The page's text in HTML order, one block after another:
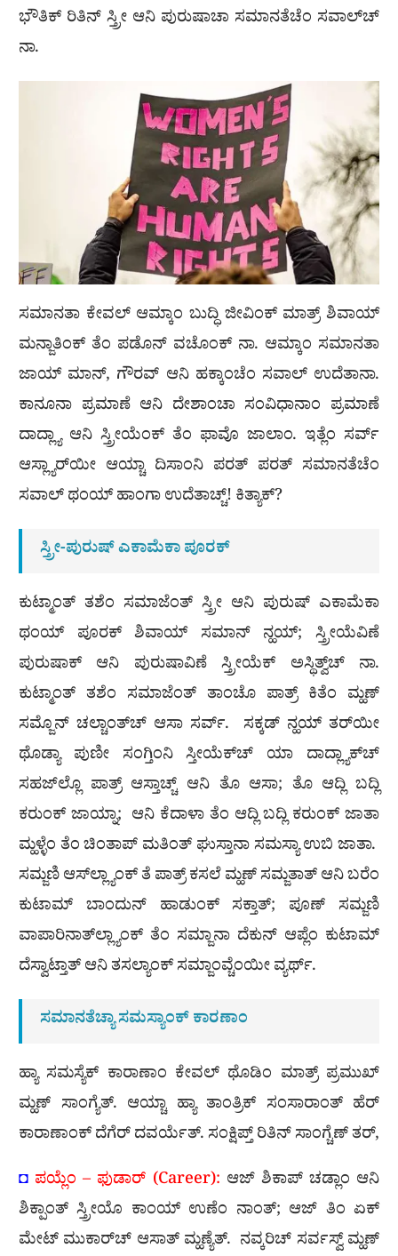
ಭೌತಿಕ್ ರಿತಿನ್ ಸ್ತ್ರೀ ಆನಿ ಪುರುಷಾಚಾ ಸಮಾನತೆಚೆಂ ಸವಾಲ್‍ಚ್
ನಾ.
ಸಮಾನತಾ ಕೇವಲ್ ಆಮ್ಕಾಂ ಬುದ್ಧಿ ಜೀವಿಂಕ್ ಮಾತ್ರ್ ಶಿವಾಯ್
ಮನ್ಜಾತಿಂಕ್ ತೆಂ ಪಡೊನ್ ವಚೊಂಕ್ ನಾ. ಆಮ್ಕಾಂ ಸಮಾನತಾ
ಜಾಯ್ ಮಾನ್, ಗೌರವ್ ಆನಿ ಹಕ್ಕಾಂಚೆಂ ಸವಾಲ್ ಉದೆತಾನಾ.
ಕಾನೂನಾ ಪ್ರಮಾಣೆ ಆನಿ ದೇಶಾಂಚಾ ಸಂವಿಧಾನಾಂ ಪ್ರಮಾಣೆ
ದಾದ್ಲ್ಯಾ ಆನಿ ಸ್ತ್ರೀಯೆಂಕ್ ತೆಂ ಫಾವೊ ಜಾಲಾಂ. ಇತ್ಲೆಂ ಸರ್ವ್
ಆಸ್ಲ್ಯಾರ್‌ಯೀ ಆಯ್ಚಾ ದಿಸಾಂನಿ ಪರತ್ ಪರತ್ ಸಮಾನತೆಚೆಂ
ಸವಾಲ್ ಥಂಯ್ ಹಾಂಗಾ ಉದೆತಾಚ್ಚ್! ಕಿತ್ಯಾಕ್?
ಸ್ತ್ರೀ-ಪುರುಷ್ ಎಕಾಮೆಕಾ ಪೂರಕ್
ಕುಟ್ಮಾಂತ್ ತಶೆಂ ಸಮಾಜೆಂತ್ ಸ್ತ್ರೀ ಆನಿ ಪುರುಷ್ ಎಕಾಮೆಕಾ
ಥಂಯ್ ಪೂರಕ್ ಶಿವಾಯ್ ಸಮಾನ್ ನ್ಹಯ್; ಸ್ತ್ರೀಯೆವಿಣೆ
ಪುರುಷಾಕ್ ಆನಿ ಪುರುಷಾವಿಣೆ ಸ್ತ್ರೀಯೆಕ್ ಅಸ್ಥಿತ್ವ್‌ಚ್ ನಾ.
ಕುಟ್ಮಾಂತ್ ತಶೆಂ ಸಮಾಜೆಂತ್ ತಾಂಚೊ ಪಾತ್ರ್ ಕಿತೆಂ ಮ್ಹಣ್
ಸಮ್ಜೊನ್ ಚಲ್ಚಾಂತ್‍ಚ್ ಆಸಾ ಸರ್ವ್. ಸಕ್ಕಡ್ ನ್ಹಯ್ ತರ್‌ಯೀ
ಥೊಡ್ಯಾ ಪುಣೀ ಸಂಗ್ತಿಂನಿ ಸ್ತೀಯೆಕ್‍ಚ್ ಯಾ ದಾದ್ಲ್ಯಾಕ್‍ಚ್
ಸಹಜ್‍ಲ್ಲೊ ಪಾತ್ರ್ ಆಸ್ತಾಚ್ಚ್ ಆನಿ ತೊ ಆಸಾ; ತೊ ಆದ್ಲಿ ಬದ್ಲಿ
ಕರುಂಕ್ ಜಾಯ್ನಾ; ಆನಿ ಕೆದಾಳಾ ತೆಂ ಆದ್ಲಿ ಬದ್ಲಿ ಕರುಂಕ್ ಜಾತಾ
ಮ್ಹಳ್ಳೆಂ ತೆಂ ಚಿಂತಾಪ್ ಮತಿಂತ್ ಘುಸ್ತಾನಾ ಸಮಸ್ಯಾ ಉಬಿ ಜಾತಾ.
ಸಮ್ಜಣಿ ಆಸ್‍ಲ್ಲ್ಯಾಂಕ್ ತೆ ಪಾತ್ರ್ ಕಸಲೆ ಮ್ಹಣ್ ಸಮ್ಜತಾತ್ ಆನಿ ಬರೆಂ
ಕುಟಾಮ್ ಬಾಂದುನ್ ಹಾಡುಂಕ್ ಸಕ್ತಾತ್; ಪೂಣ್ ಸಮ್ಜಣಿ
ವಾಪಾರಿನಾತ್‍ಲ್ಲ್ಯಾಂಕ್ ತೆಂ ಸಮ್ಜಾನಾ ದೆಕುನ್ ಆಪ್ಲೆಂ ಕುಟಾಮ್
ದೆಸ್ವಾಟ್ತಾತ್ ಆನಿ ತಸಲ್ಯಾಂಕ್ ಸಮ್ಜಾಂವ್ಚೆಂಯೀ ವ್ಯರ್ಥ್.
ಸಮಾನತೆಚ್ಯಾ ಸಮಸ್ಯಾಂಕ್ ಕಾರಣಾಂ
ಹ್ಯಾ ಸಮಸ್ಯೆಕ್ ಕಾರಾಣಾಂ ಕೇವಲ್ ಥೊಡಿಂ ಮಾತ್ರ್ ಪ್ರಮುಖ್
ಮ್ಹಣ್ ಸಾಂಗ್ಯೆತ್. ಆಯ್ಚಾ ಹ್ಯಾ ತಾಂತ್ರಿಕ್ ಸಂಸಾರಾಂತ್ ಹೆರ್
ಕಾರಾಣಾಂಕ್ ದೆಗೆರ್ ದವರ್ಯೆತ್. ಸಂಕ್ಷಿಪ್ತ್ ರಿತಿನ್ ಸಾಂಗ್ಚೆಣ್ ತರ್,
◘ ಪಯ್ಲೆಂ – ಫುಡಾರ್ (Career): ಆಜ್ ಶಿಕಾಪ್ ಚಡ್ಲಾಂ ಆನಿ
ಶಿಕ್ಪಾಂತ್ ಸ್ತ್ರೀಯೊ ಕಾಂಯ್ ಉಣೆಂ ನಾಂತ್; ಆಜ್ ತಿಂ ಏಕ್
ಮೇಟ್ ಮುಕಾರ್‌ಚ್ ಆಸಾತ್ ಮ್ಹಣ್ಯೆತ್. ನವ್ಕರಿಚ್ ಸರ್ವಸ್ವ್ ಮ್ಹಣ್